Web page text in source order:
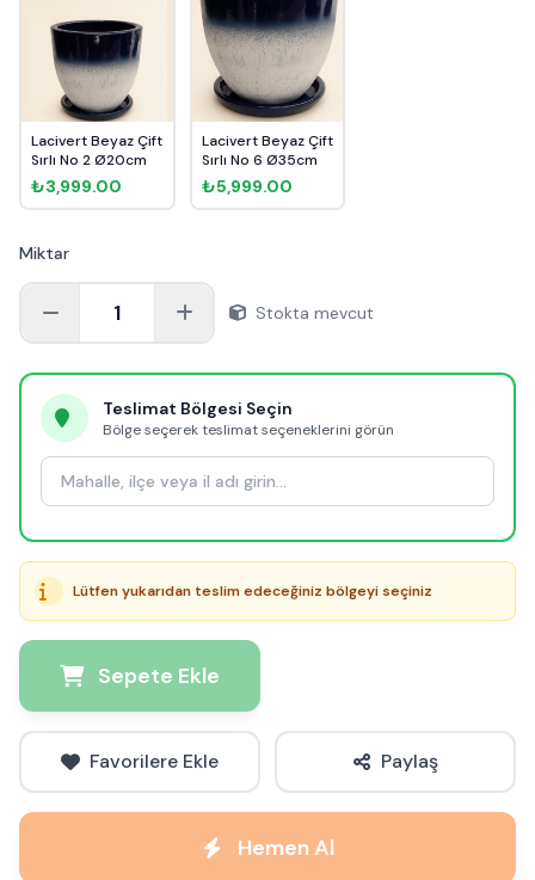
Lacivert Beyaz Çift
Sırlı No 2 Ø20cm
₺3,999.00
Lacivert Beyaz Çift
Sırlı No 6 Ø35cm
₺5,999.00
Miktar
1 Stokta mevcut
Teslimat Bölgesi Seçin
Bölge seçerek teslimat seçeneklerini görün
Lütfen yukarıdan teslim edeceğiniz bölgeyi seçiniz
Sepete Ekle
Favorilere Ekle Paylaş
Hemen Al